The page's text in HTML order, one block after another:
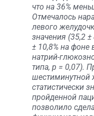
что на 36%
Отмечалось
левого
значения (35,2
± 10,8% на фоне
натрий-
типа, р = 0,07).
шестиминутной
статистически
пройденной
позволило